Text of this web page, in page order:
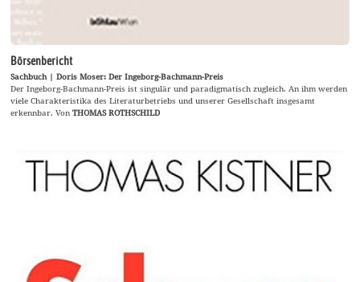
Börsenbericht
Sachbuch | Doris Moser: Der Ingeborg-Bachmann-Preis
Der Ingeborg-Bachmann-Preis ist singulär und paradigmatisch zugleich. An ihm werden
viele Charakteristika des Literaturbetriebs und unserer Gesellschaft insgesamt
erkennbar. VonTHOMAS ROTHSCHILD